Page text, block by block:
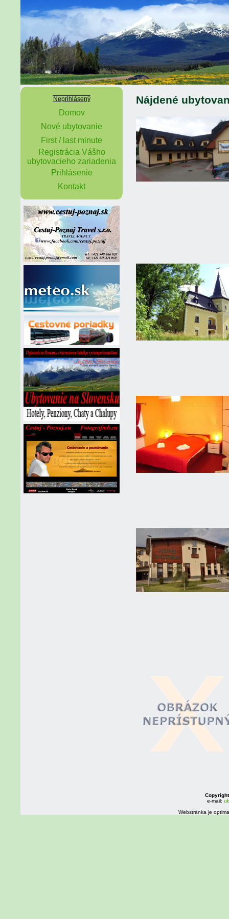
Neprihlásený
Domov
Nové ubytovanie
First / last minute
Registrácia Vášho
ubytovacieho zariadenia
Prihlásenie
Kontakt
Nájdené
e-mail:
Webstránka je